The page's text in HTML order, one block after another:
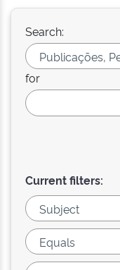
Search:
for
Current filters: